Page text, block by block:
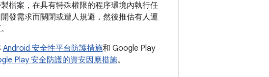
檔案，在具有特殊權限的程序環境內執行任
發需求而關閉或遭人規避，然後推估有人運
Android 安全性平台防護措施和 Google Play
Play 安全防護的資安因應措施。